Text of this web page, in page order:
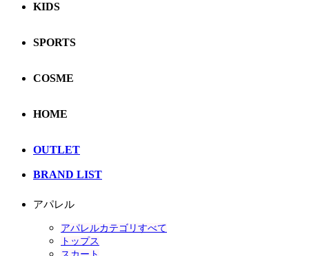
KIDS
SPORTS
COSME
HOME
OUTLET
BRAND LIST
アパレル
アパレルカテゴリすべて
トップス